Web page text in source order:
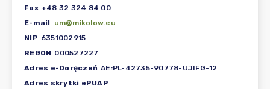
Fax +48 32 324 84 00
E-mail
um@mikolow.eu
NIP 6351002915
REGON 000527227
Adres e-Doręczeń AE:PL-42735-90778-UJIFG-12
Adres skrytki ePUAP